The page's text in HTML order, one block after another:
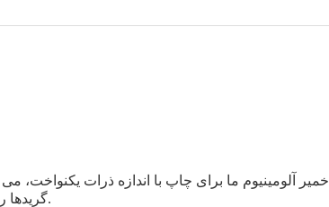
خمیر آلومینیوم ما برای چاپ با اندازه ذرات یکنواخت،
گریدها راهی اقتصادی برای جوهر و بادکنک ارائه می دهند.